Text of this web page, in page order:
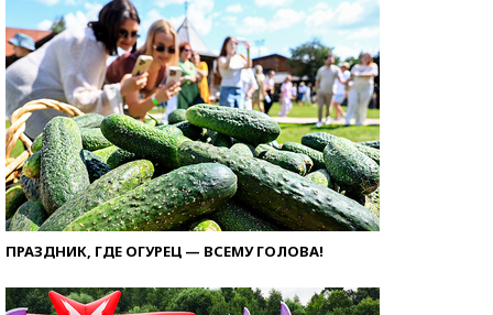
ПРАЗДНИК, ГДЕ ОГУРЕЦ — ВСЕМУ ГОЛОВА!